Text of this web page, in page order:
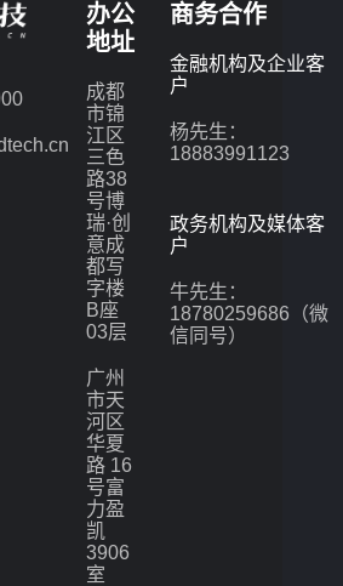
办公
地址
成都
市锦
江区
三色
路38
号博
瑞·创
意成
都写
字楼
B座
03层
广州
市天
河区
华夏
路 16
号富
力盈
凯
3906
室
商务合作
金融机构及企业客
户
杨先生：
18883991123
政务机构及媒体客
户
牛先生：
18780259686（微
信同号）